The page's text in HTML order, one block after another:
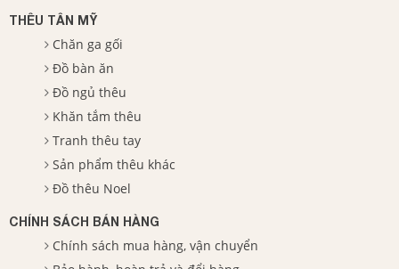
THÊU TÂN MỸ
Chăn ga gối
Đồ bàn ăn
Đồ ngủ thêu
Khăn tắm thêu
Tranh thêu tay
Sản phẩm thêu khác
Đồ thêu Noel
CHÍNH SÁCH BÁN HÀNG
Chính sách mua hàng, vận chuyển